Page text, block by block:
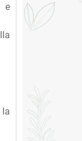
e
la